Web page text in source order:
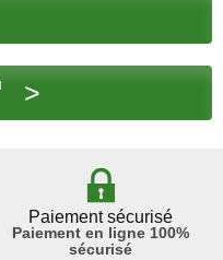
>
Paiement sécurisé
Paiement en ligne 100%
sécurisé